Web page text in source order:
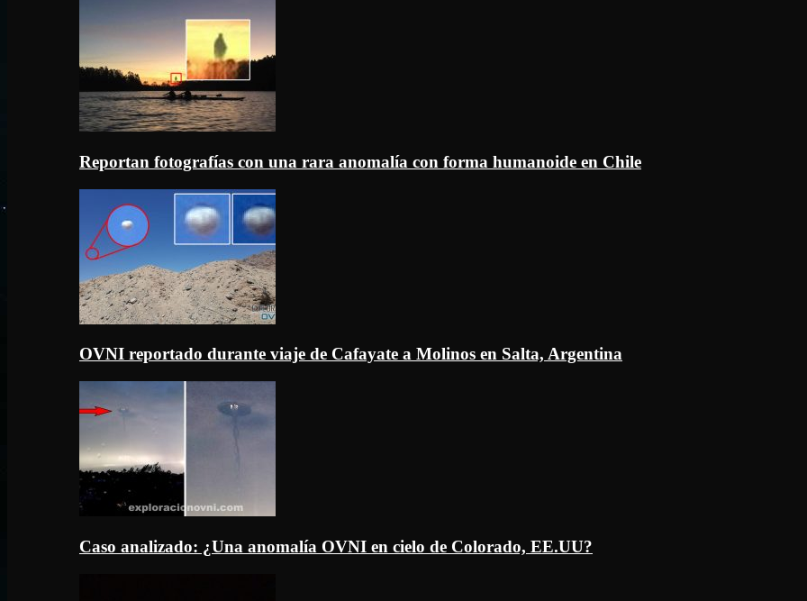
Reportan fotografías con una rara anomalía con forma humanoide en Chile
OVNI reportado durante viaje de Cafayate a Molinos en Salta, Argentina
Caso analizado: ¿Una anomalía OVNI en cielo de Colorado, EE.UU?